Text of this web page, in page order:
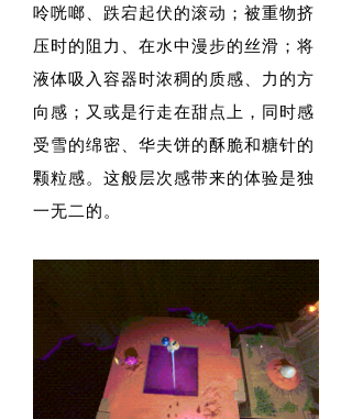
呤咣啷、跌宕起伏的滚动；被重物挤
压时的阻力、在水中漫步的丝滑；将
液体吸入容器时浓稠的质感、力的方
向感；又或是行走在甜点上，同时感
受雪的绵密、华夫饼的酥脆和糖针的
颗粒感。这般层次感带来的体验是独
一无二的。